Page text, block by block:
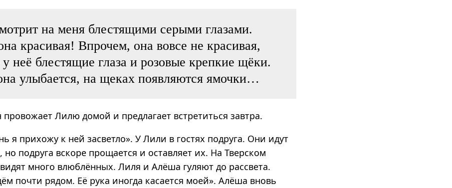
на меня блестящими серыми глазами.
красивая! Впрочем, она вовсе не красивая,
неё блестящие глаза и розовые крепкие щёки.
улыбается, на щеках появляются ямочки…
Лилю домой и предлагает встретиться завтра.
я прихожу к ней засветло». У Лили в гостях подруга. Они идут
но подруга вскоре прощается и оставляет их. На Тверском
много влюблённых. Лиля и Алёша гуляют до рассвета.
почти рядом. Её рука иногда касается моей». Алёша вновь